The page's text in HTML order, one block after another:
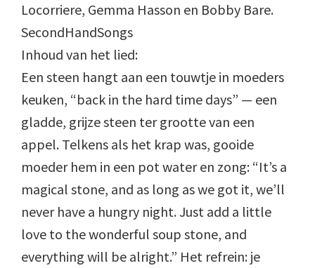
Locorriere, Gemma Hasson en Bobby Bare.
SecondHandSongs
Inhoud van het lied:
Een steen hangt aan een touwtje in moeders
keuken, “back in the hard time days” — een
gladde, grijze steen ter grootte van een
appel. Telkens als het krap was, gooide
moeder hem in een pot water en zong: “It’s a
magical stone, and as long as we got it, we’ll
never have a hungry night. Just add a little
love to the wonderful soup stone, and
everything will be alright.” Het refrein: je